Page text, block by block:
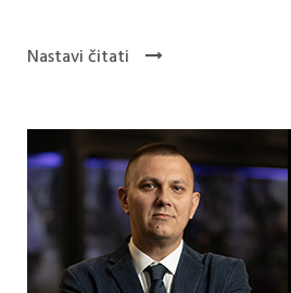
Nastavi čitati